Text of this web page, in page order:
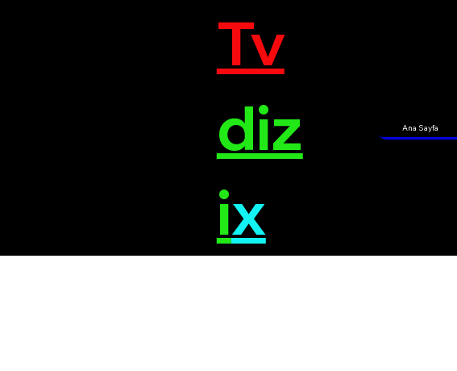
Tv
diz
ix
Ana Sayfa